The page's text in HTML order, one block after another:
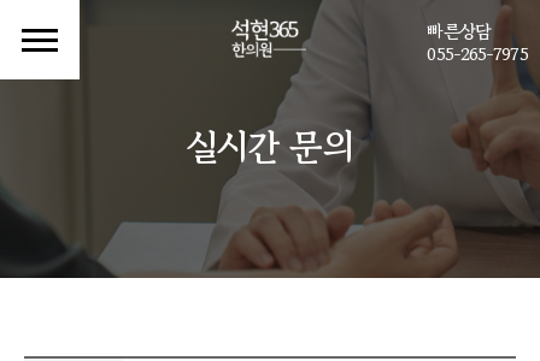
빠른상담
055-265-7975
실시간 문의